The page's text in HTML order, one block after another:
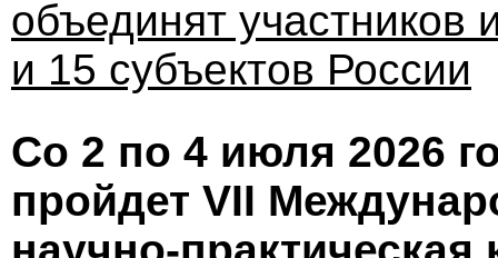
объединят участников
и 15 субъектов России
Со 2 по 4 июля 2026
пройдет VII